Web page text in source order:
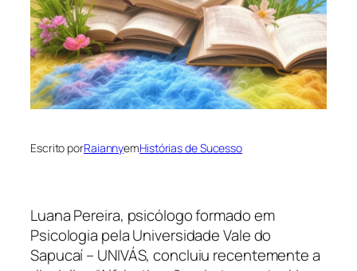
Escrito porRaiannyemHistórias de Sucesso
Luana Pereira, psicólogo formado em
Psicologia pela Universidade Vale do
Sapucaí – UNIVÁS, concluiu recentemente a